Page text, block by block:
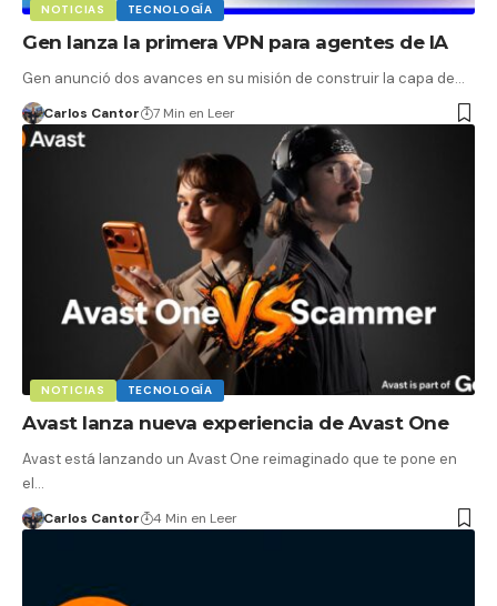
NOTICIAS TECNOLOGÍA
Gen lanza la primera VPN para agentes de IA
Gen anunció dos avances en su misión de construir la capa de…
Carlos Cantor 7 Min en Leer
NOTICIAS TECNOLOGÍA
Avast lanza nueva experiencia de Avast One
Avast está lanzando un Avast One reimaginado que te pone en
el…
Carlos Cantor 4 Min en Leer